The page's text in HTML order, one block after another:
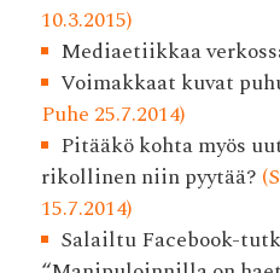
10.3.2015)
Mediaetiikkaa
Voimakkaat kuvat
Puhe 25.7.2014)
Pitääkö kohta myös
rikollinen niin pyytää?
15.7.2014)
Salailtu Facebook-